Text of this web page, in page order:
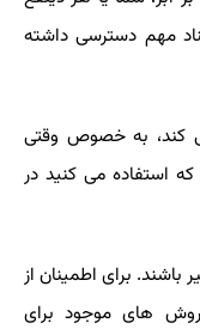
مهم دسترسی داشته
کند، به خصوص وقتی
که استفاده می کنید در
باشند. برای اطمینان از
روش های موجود برای